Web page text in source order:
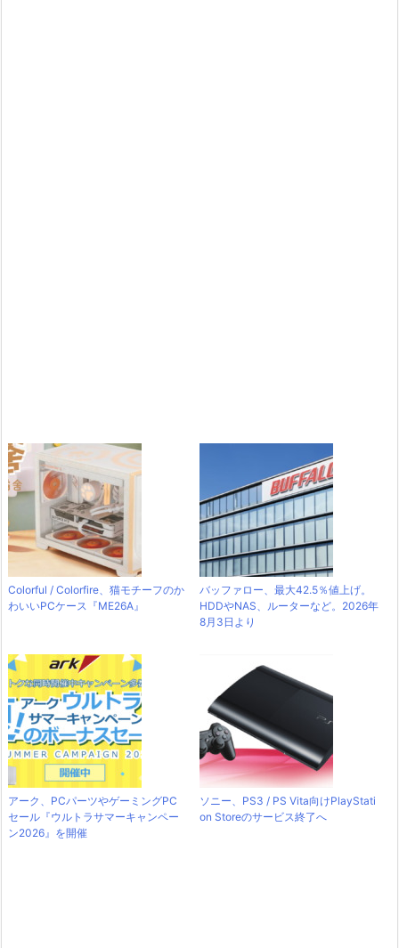
Colorful / Colorfire、猫モチーフのか
わいいPCケース『ME26A』
バッファロー、最大42.5％値上げ。
HDDやNAS、ルーターなど。2026年
8月3日より
アーク、PCパーツやゲーミングPC
セール『ウルトラサマーキャンペー
ン2026』を開催
ソニー、PS3 / PS Vita向けPlayStati
on Storeのサービス終了へ